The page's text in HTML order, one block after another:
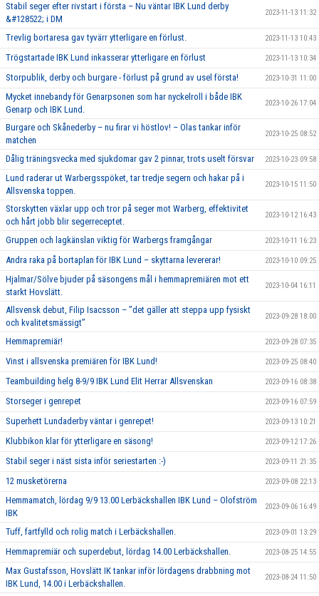
Stabil seger efter rivstart i första – Nu väntar IBK Lund derby
&#128522; i DM
2023-11-13 11:32
Trevlig bortaresa gav tyvärr ytterligare en förlust. 2023-11-13 10:43
Trögstartade IBK Lund inkasserar ytterligare en förlust 2023-11-13 10:34
Storpublik, derby och burgare - förlust på grund av usel första! 2023-10-31 11:00
Mycket innebandy för Genarpsonen som har nyckelroll i både IBK
Genarp och IBK Lund.
2023-10-26 17:04
Burgare och Skånederby – nu firar vi höstlov! – Olas tankar inför
matchen
2023-10-25 08:52
Dålig träningsvecka med sjukdomar gav 2 pinnar, trots uselt försvar 2023-10-23 09:58
Lund raderar ut Warbergsspöket, tar tredje segern och hakar på i
Allsvenska toppen.
2023-10-15 11:50
Storskytten växlar upp och tror på seger mot Warberg, effektivitet
och hårt jobb blir segerreceptet.
2023-10-12 16:43
Gruppen och lagkänslan viktig för Warbergs framgångar 2023-10-11 16:23
Andra raka på bortaplan för IBK Lund – skyttarna levererar! 2023-10-10 09:25
Hjalmar/Sölve bjuder på säsongens mål i hemmapremiären mot ett
starkt Hovslätt.
2023-10-04 16:11
Allsvensk debut, Filip Isacsson – ’’det gäller att steppa upp fysiskt
och kvalitetsmässigt’’
2023-09-28 18:00
Hemmapremiär! 2023-09-28 07:35
Vinst i allsvenska premiären för IBK Lund! 2023-09-25 08:40
Teambuilding helg 8-9/9 IBK Lund Elit Herrar Allsvenskan 2023-09-16 08:38
Storseger i genrepet 2023-09-16 07:59
Superhett Lundaderby väntar i genrepet! 2023-09-13 10:21
Klubbikon klar för ytterligare en säsong! 2023-09-12 17:26
Stabil seger i näst sista inför seriestarten :-) 2023-09-11 21:35
12 musketörerna 2023-09-08 22:13
Hemmamatch, lördag 9/9 13.00 Lerbäckshallen IBK Lund – Olofström
IBK
2023-09-06 16:49
Tuff, fartfylld och rolig match i Lerbäckshallen. 2023-09-01 13:29
Hemmapremiär och superdebut, lördag 14.00 Lerbäckshallen. 2023-08-25 14:55
Max Gustafsson, Hovslätt IK tankar inför lördagens drabbning mot
IBK Lund, 14.00 i Lerbäckshallen.
2023-08-24 11:50